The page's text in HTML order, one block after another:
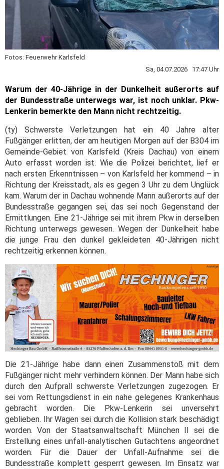
Fotos: Feuerwehr Karlsfeld
Sa, 04.07.2026 17:47 Uhr
Warum der 40-Jährige in der Dunkelheit außerorts auf
der Bundesstraße unterwegs war, ist noch unklar. Pkw-
Lenkerin bemerkte den Mann nicht rechtzeitig.
(ty) Schwerste Verletzungen hat ein 40 Jahre alter
Fußgänger erlitten, der am heutigen Morgen auf der B304 im
Gemeinde-Gebiet von Karlsfeld (Kreis Dachau) von einem
Auto erfasst worden ist. Wie die Polizei berichtet, lief er
nach ersten Erkenntnissen – von Karlsfeld her kommend – in
Richtung der Kreisstadt, als es gegen 3 Uhr zu dem Unglück
kam. Warum der in Dachau wohnende Mann außerorts auf der
Bundesstraße gegangen sei, das sei noch Gegenstand der
Ermittlungen. Eine 21-Jährige sei mit ihrem Pkw in derselben
Richtung unterwegs gewesen. Wegen der Dunkelheit habe
die junge Frau den dunkel gekleideten 40-Jährigen nicht
rechtzeitig erkennen können.
Die 21-Jährige habe dann einen Zusammenstoß mit dem
Fußgänger nicht mehr verhindern können. Der Mann habe sich
durch den Aufprall schwerste Verletzungen zugezogen. Er
sei vom Rettungsdienst in ein nahe gelegenes Krankenhaus
gebracht worden. Die Pkw-Lenkerin sei unversehrt
geblieben. Ihr Wagen sei durch die Kollision stark beschädigt
worden. Von der Staatsanwaltschaft München II sei die
Erstellung eines unfall-analytischen Gutachtens angeordnet
worden. Für die Dauer der Unfall-Aufnahme sei die
Bundesstraße komplett gesperrt gewesen. Im Einsatz war